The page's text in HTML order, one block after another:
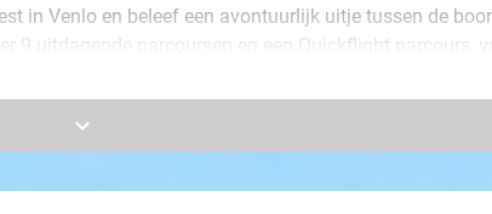
in Venlo en beleef een avontuurlijk uitje tussen de
9 uitdagende parcoursen en een Quickflight parcours,
jonge avonturier bent die voor het eerst komt klimmen of
schoenen aan en ontdek hoe leuk het is om samen
keyboard_arrow_down